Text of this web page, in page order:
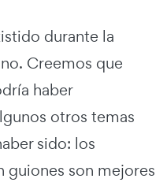
durante la
Creemos que
haber
otros temas
sido: los
son mejores